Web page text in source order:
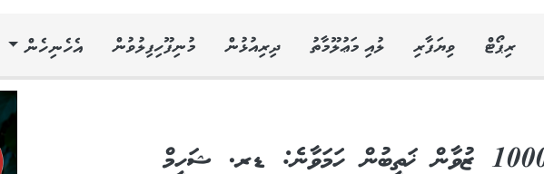
ރިޕޯޓް ވިޔަފާރި ލުއި މަޢުލޫމާތު ދިރިއުޅުން މުނިފޫހިފިލުވުން އެހެނިހެން